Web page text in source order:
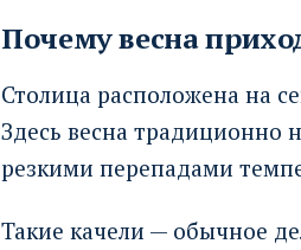
Почему весна
Столица расположена на
Здесь весна традиционно
резкими перепадами
Такие качели — обычное